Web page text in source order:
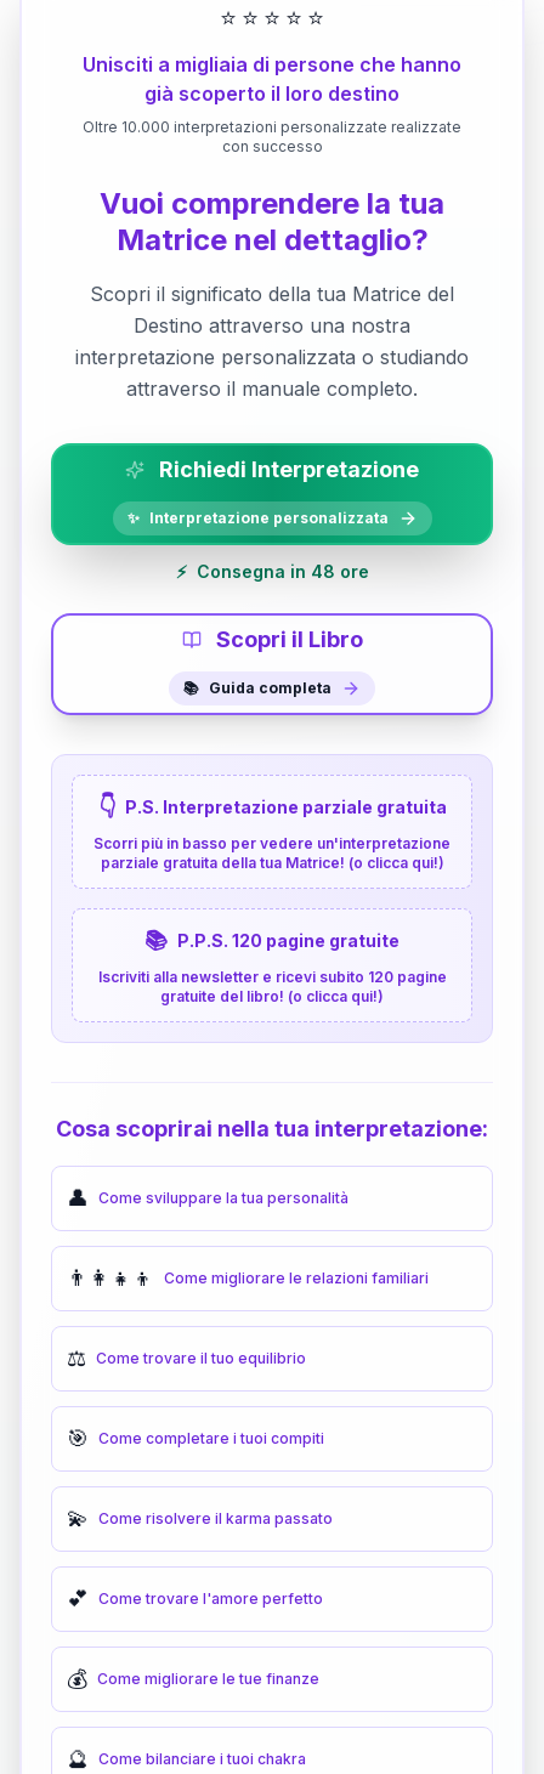
⭐ ⭐ ⭐ ⭐ ⭐
Unisciti a migliaia di persone che hanno
già scoperto il loro destino
Oltre 10.000 interpretazioni personalizzate realizzate
con successo
Vuoi comprendere la tua
Matrice nel dettaglio?
Scopri il significato della tua Matrice del
Destino attraverso una nostra
interpretazione personalizzata o studiando
attraverso il manuale completo.
Richiedi Interpretazione
✨ Interpretazione personalizzata
⚡ Consegna in 48 ore
Scopri il Libro
📚 Guida completa
👇 P.S. Interpretazione parziale gratuita
Scorri più in basso per vedere un'interpretazione
parziale gratuita della tua Matrice! (o clicca qui!)
📚 P.P.S. 120 pagine gratuite
Iscriviti alla newsletter e ricevi subito 120 pagine
gratuite del libro! (o clicca qui!)
Cosa scoprirai nella tua interpretazione:
👤 Come sviluppare la tua personalità
👨‍👩‍👧‍👦 Come migliorare le relazioni familiari
⚖️ Come trovare il tuo equilibrio
🎯 Come completare i tuoi compiti
💫 Come risolvere il karma passato
💕 Come trovare l'amore perfetto
💰 Come migliorare le tue finanze
🔮 Come bilanciare i tuoi chakra